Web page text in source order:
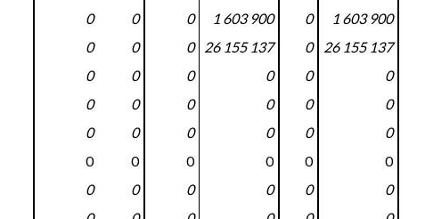
0 0 0 1 603 900 0
1 603 900
0 0 0 26 155 137 0
26 155 137
0 0 0 0 0
0
0 0 0 0 0
0
0 0 0 0 0
0
0 0 0 0 0
0
0 0 0 0 0
0